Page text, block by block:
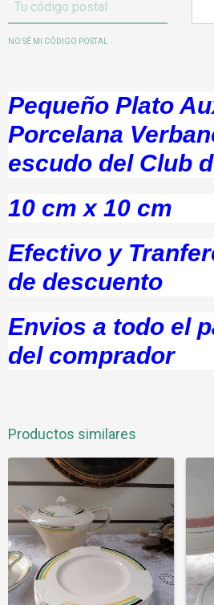
NO SÉ MI CÓDIGO POSTAL
Pequeño Plato
Porcelana
escudo del Club
10 cm x 10 cm
Efectivo y
de descuento
Envios a todo el
del comprador
Productos similares